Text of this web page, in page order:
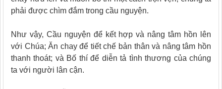
phải được chìm đắm trong cầu nguyện.
Như vậy, Cầu nguyện để kết hợp và nâng tâm hồn lên
với Chúa; Ăn chay để tiết chế bản thân và nâng tâm hồn
thanh thoát; và Bố thí để diễn tả tình thương của chúng
ta với người lân cận.